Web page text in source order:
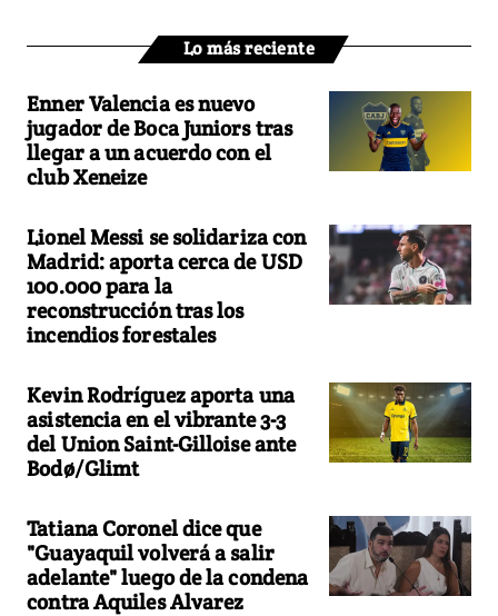
Lo más reciente
Enner Valencia es nuevo
jugador de Boca Juniors tras
llegar a un acuerdo con el
club Xeneize
Lionel Messi se solidariza con
Madrid: aporta cerca de USD
100.000 para la
reconstrucción tras los
incendios forestales
Kevin Rodríguez aporta una
asistencia en el vibrante 3-3
del Union Saint-Gilloise ante
Bodø/Glimt
Tatiana Coronel dice que
"Guayaquil volverá a salir
adelante" luego de la condena
contra Aquiles Alvarez